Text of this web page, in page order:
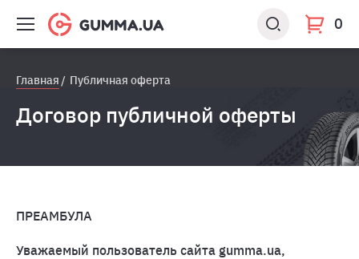
0
Главная Публичная оферта
Договор публичной оферты
ПРЕАМБУЛА
Уважаемый пользователь сайта gumma.ua,